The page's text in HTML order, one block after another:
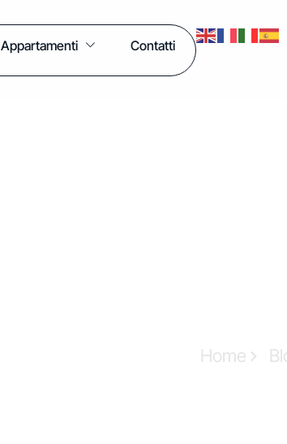
Appartamenti Contatti
Home